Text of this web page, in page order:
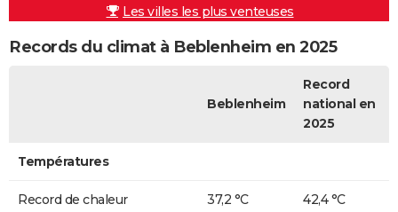
Les villes les plus venteuses
Records du climat à Beblenheim en 2025
Beblenheim
Record
national en
2025
Températures
Record de chaleur 37,2 °C 42,4 °C